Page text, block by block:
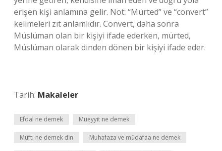
erişen kişi anlamına gelir. Not: “Mürted” ve “convert”
kelimeleri zıt anlamlıdır. Convert, daha sonra
Müslüman olan bir kişiyi ifade ederken, mürted,
Müslüman olarak dinden dönen bir kişiyi ifade eder.
Tarih: Makaleler
Efdal ne demek Müeyyit ne demek
Müfti ne demek din Muhafaza ve müdafaa ne demek